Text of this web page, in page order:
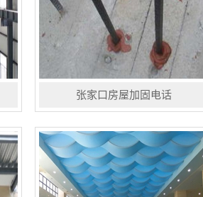
张家口房屋加固电话
植筋是指在混凝土梁、板、柱、墙体
等基材上钻孔，待清孔完毕，丙酮清
洗后注入高强植筋胶，再插入钢筋，
胶固后将钢筋与基材粘接为一体，是